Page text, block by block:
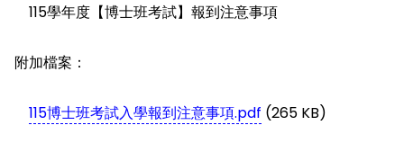
115學年度【博士班考試】報到注意事項
附加檔案：
115博士班考試入學報到注意事項.pdf (265 KB)